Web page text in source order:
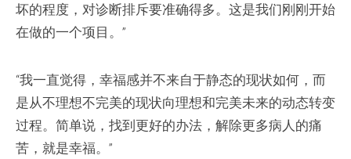
坏的程度，对诊断排斥要准确得多。这是我们刚刚开始
在做的一个项目。”
“我一直觉得，幸福感并不来自于静态的现状如何，而
是从不理想不完美的现状向理想和完美未来的动态转变
过程。简单说，找到更好的办法，解除更多病人的痛
苦，就是幸福。”